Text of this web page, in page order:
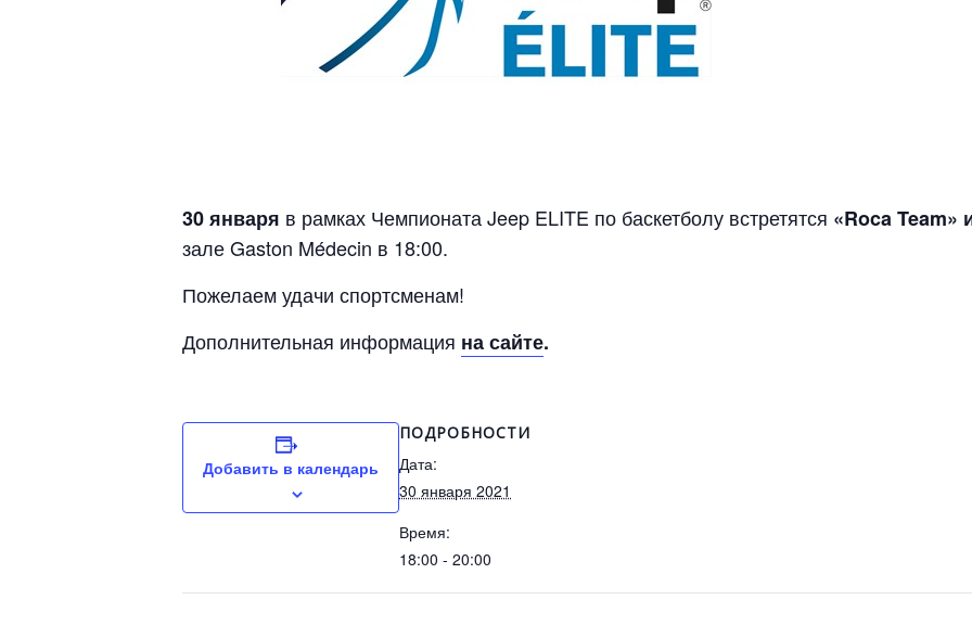
30 января в рамках Чемпионата Jeep ELITE по баскетболу встретятся «Roca Team»
зале Gaston Médecin в 18:00.
Пожелаем удачи спортсменам!
Дополнительная информация на сайте.
Добавить в календарь
ПОДРОБНОСТИ
Дата:
30 января 2021
Время:
18:00 - 20:00